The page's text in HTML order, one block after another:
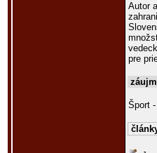
Autor
pre
Šport